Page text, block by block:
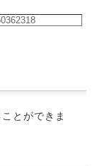
とができま